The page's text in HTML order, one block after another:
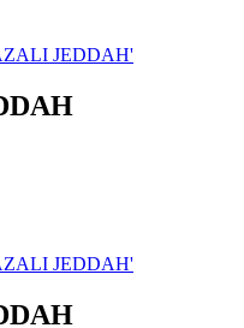
JEDDAH'
JEDDAH'